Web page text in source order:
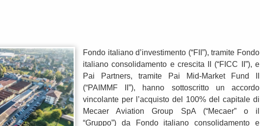
Fondo italiano d’investimento (“FII”), tramite Fondo
italiano consolidamento e crescita II (“FICC II”), e
Pai Partners, tramite Pai Mid‑Market Fund II
(“PAIMMF II”), hanno sottoscritto un accordo
vincolante per l’acquisto del 100% del capitale di
Mecaer Aviation Group SpA (“Mecaer” o il
“Gruppo”) da Fondo italiano consolidamento e